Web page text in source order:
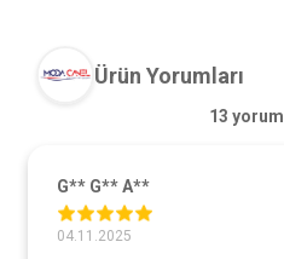
Ürün Yorumları
13 yorum
G** G** A**
04.11.2025